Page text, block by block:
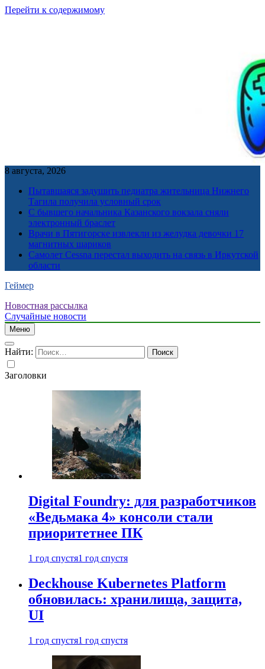
Перейти к содержимому
8 августа, 2026
Пытавшаяся задушить педиатра жительница Нижнего
Тагила получила условный срок
С бывшего начальника Казанского вокзала сняли
электронный браслет
Врачи в Пятигорске извлекли из желудка девочки 17
магнитных шариков
Самолет Cessna перестал выходить на связь в Иркутской
области
Геймер
Новостная рассылка
Случайные новости
Меню
Найти:
Заголовки
Digital Foundry: для разработчиков
«Ведьмака 4» консоли стали
приоритетнее ПК
1 год спустя1 год спустя
Deckhouse Kubernetes Platform
обновилась: хранилища, защита,
UI
1 год спустя1 год спустя